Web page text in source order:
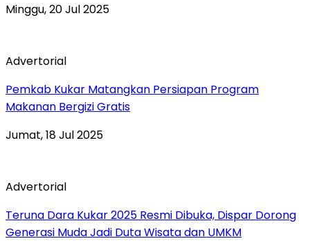
Minggu, 20 Jul 2025
Advertorial
Pemkab Kukar Matangkan Persiapan Program
Makanan Bergizi Gratis
Jumat, 18 Jul 2025
Advertorial
Teruna Dara Kukar 2025 Resmi Dibuka, Dispar Dorong
Generasi Muda Jadi Duta Wisata dan UMKM